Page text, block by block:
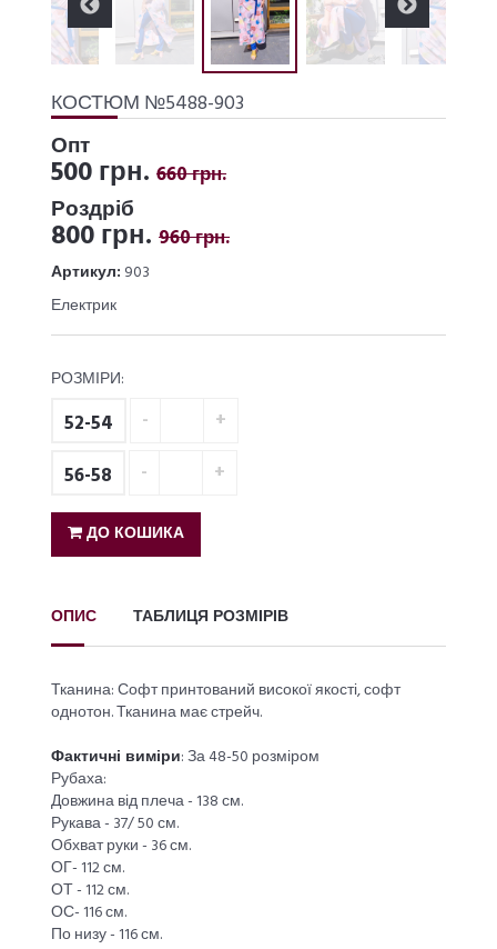
КОСТЮМ №5488-903
Опт
500 грн. 660 грн.
Роздріб
800 грн. 960 грн.
Артикул: 903
Електрик
РОЗМІРИ:
52-54
56-58
ДО КОШИКА
ОПИС ТАБЛИЦЯ РОЗМІРІВ
Тканина: Софт принтований високої якості, софт
однотон. Тканина має стрейч.
Фактичні виміри: За 48-50 розміром
Рубаха:
Довжина від плеча - 138 см.
Рукава - 37/ 50 см.
Обхват руки - 36 см.
ОГ- 112 см.
ОТ - 112 см.
ОС- 116 см.
По низу - 116 см.